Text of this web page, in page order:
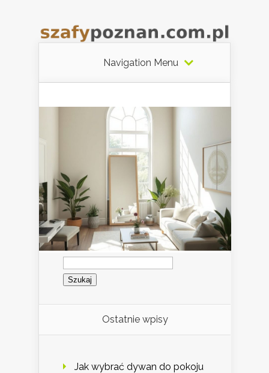
Navigation Menu
Szukaj:
Ostatnie wpisy
Jak wybrać dywan do pokoju